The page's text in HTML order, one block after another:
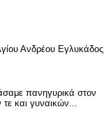
Ανδρέου Εγλυκάδος
πανηγυρικά στον
και γυναικών...